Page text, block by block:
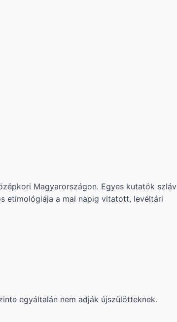
Magyarországon. Egyes kutatók szláv
etimológiája a mai napig vitatott, levéltári
egyáltalán nem adják újszülötteknek.